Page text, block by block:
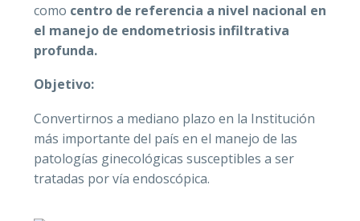
Unidad
como centro de referencia a nivel nacional en
el manejo de endometriosis infiltrativa
profunda.
Objetivo:
Convertirnos a mediano plazo en la Institución
más importante del país en el manejo de las
patologías ginecológicas susceptibles a ser
tratadas por vía endoscópica.